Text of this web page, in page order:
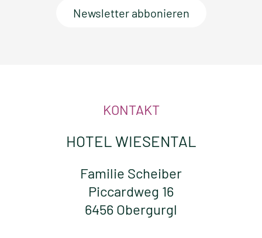
Newsletter abbonieren
KONTAKT
HOTEL WIESENTAL
Familie Scheiber
Piccardweg 16
6456 Obergurgl